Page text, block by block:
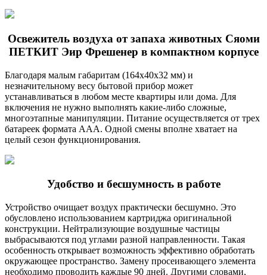
Освежитель воздуха от запаха животных Сяоми
ПЕТКИТ Эир Фрешенер в компактном корпусе
Благодаря малым габаритам (164х40х32 мм) и
незначительному весу бытовой прибор может
устанавливаться в любом месте квартиры или дома. Для
включения не нужно выполнять какие-либо сложные,
многоэтапные манипуляции. Питание осуществляется от трех
батареек формата AAA. Одной смены вполне хватает на
целый сезон функционирования.
Удобство и бесшумность в работе
Устройство очищает воздух практически бесшумно. Это
обусловлено использованием картриджа оригинальной
конструкции. Нейтрализующие воздушные частицы
выбрасываются под углами разной направленности. Такая
особенность открывает возможность эффективно обработать
окружающее пространство. Замену просеивающего элемента
необходимо проводить каждые 90 дней. Другими словами,